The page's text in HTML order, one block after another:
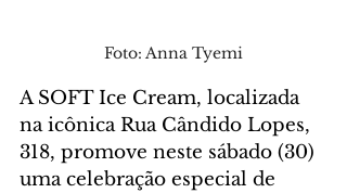
Foto: Anna Tyemi
A SOFT Ice Cream, localizada
na icônica Rua Cândido Lopes,
318, promove neste sábado (30)
uma celebração especial de